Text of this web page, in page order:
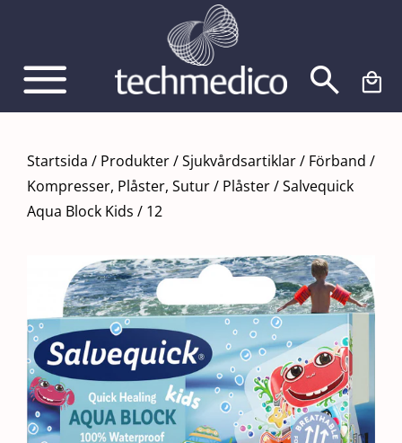
innehållet
Startsida / Produkter/Sjukvårdsartiklar/ Förband /
Kompresser, Plåster, Sutur/ Plåster/Salvequick
Aqua Block Kids / 12